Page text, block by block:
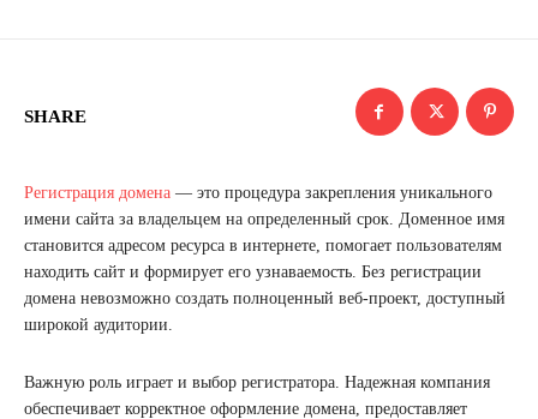
SHARE
Регистрация домена — это процедура закрепления уникального
имени сайта за владельцем на определенный срок. Доменное имя
становится адресом ресурса в интернете, помогает пользователям
находить сайт и формирует его узнаваемость. Без регистрации
домена невозможно создать полноценный веб-проект, доступный
широкой аудитории.
Важную роль играет и выбор регистратора. Надежная компания
обеспечивает корректное оформление домена, предоставляет